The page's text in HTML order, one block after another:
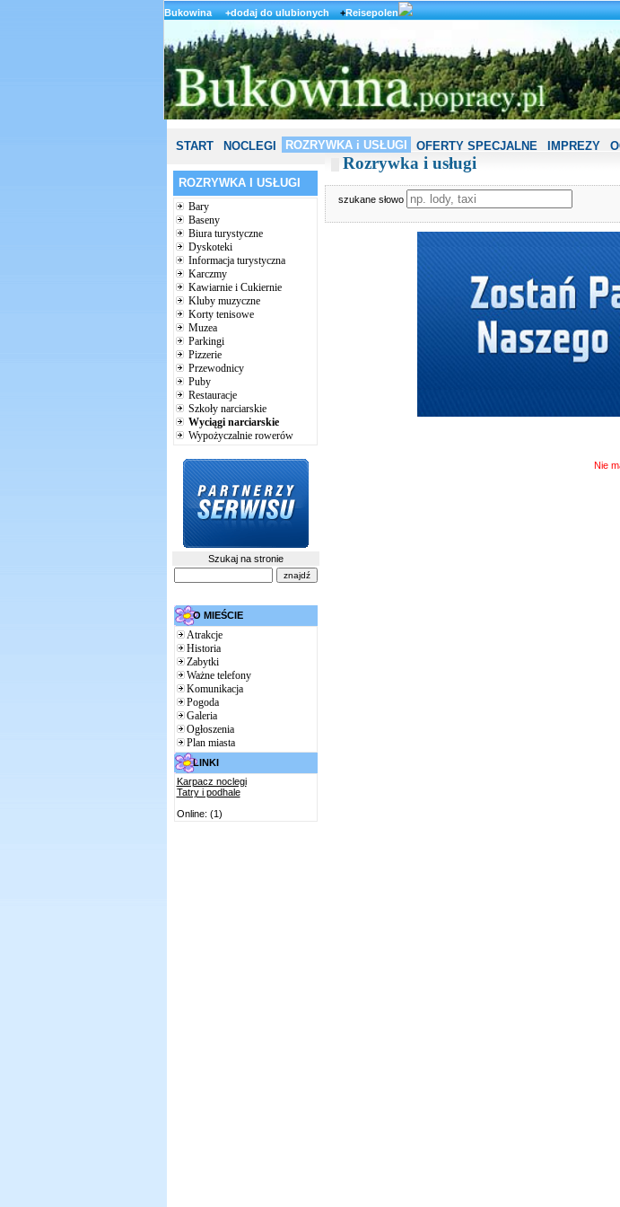
Bukowina +dodaj do ulubionych+Reisepolen
START NOCLEGI ROZRYWKA i USŁUGI OFERTY SPECJALNE IMPREZY
ROZRYWKA I USŁUGI
Bary
Baseny
Biura turystyczne
Dyskoteki
Informacja turystyczna
Karczmy
Kawiarnie i Cukiernie
Kluby muzyczne
Korty tenisowe
Muzea
Parkingi
Pizzerie
Przewodnicy
Puby
Restauracje
Szkoły narciarskie
Wyciągi narciarskie
Wypożyczalnie rowerów
Szukaj na stronie
O MIEŚCIE
Atrakcje
Historia
Zabytki
Ważne telefony
Komunikacja
Pogoda
Galeria
Ogłoszenia
Plan miasta
LINKI
Karpacz noclegi
Tatry i podhale
Online: (1)
Rozrywka i usługi
szukane słowo
Nie